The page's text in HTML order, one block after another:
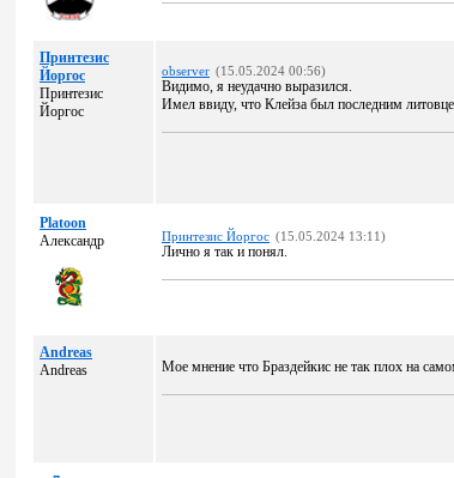
Принтезис
Йоргос
Принтезис
Йоргос
observer (15.05.2024 00:56)
Видимо, я неудачно выразился.
Имел ввиду, что Клейза был последним
Platoon
Александр
Принтезис Йоргос (15.05.2024 13:11)
Лично я так и понял.
Andreas
Andreas
Мое мнение что Браздейкис не так плох на